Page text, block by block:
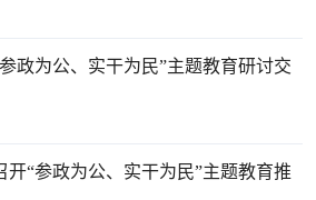
政为公、实干为民”主题教育研讨交
开“参政为公、实干为民”主题教育推